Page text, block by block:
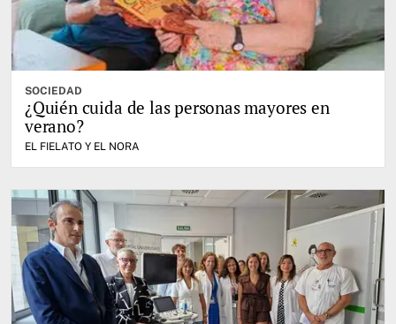
SOCIEDAD
¿Quién cuida de las personas mayores en
verano?
EL FIELATO Y EL NORA